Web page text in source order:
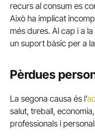
recurs al consum es
Això ha implicat
més dures. Al cap i a
un suport bàsic per a
Pèrdues
La segona causa és l’
salut, treball,
professionals i